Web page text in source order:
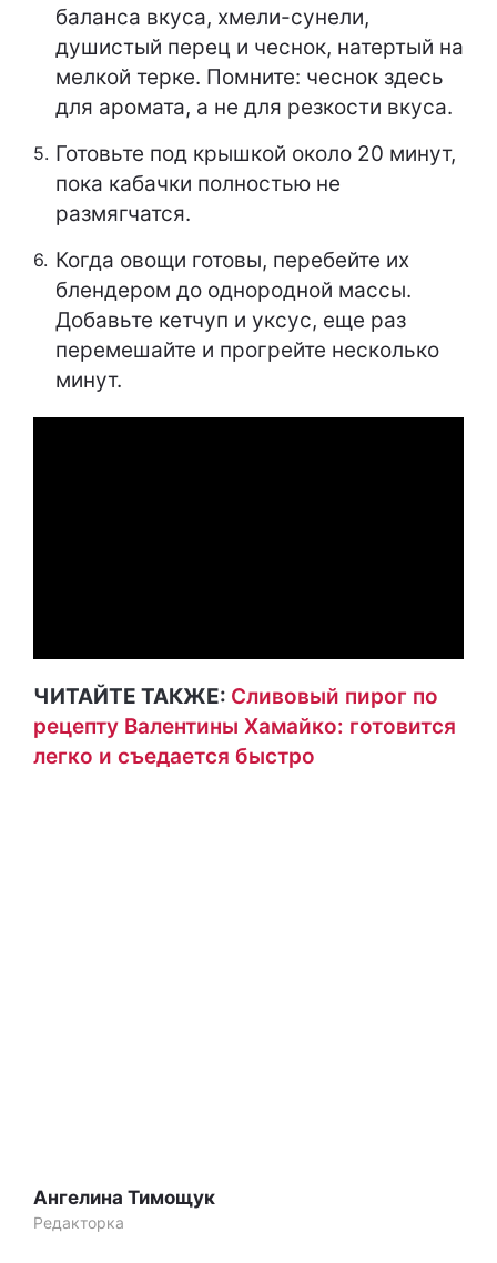
баланса вкуса, хмели-сунели,
душистый перец и чеснок, натертый на
мелкой терке. Помните: чеснок здесь
для аромата, а не для резкости вкуса.
Готовьте под крышкой около 20 минут,
пока кабачки полностью не
размягчатся.
Когда овощи готовы, перебейте их
блендером до однородной массы.
Добавьте кетчуп и уксус, еще раз
перемешайте и прогрейте несколько
минут.
ЧИТАЙТЕ ТАКЖЕ: Сливовый пирог по
рецепту Валентины Хамайко: готовится
легко и съедается быстро
Ангелина Тимощук
Редакторка